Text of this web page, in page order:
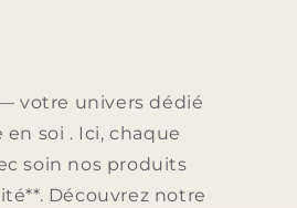
votre univers dédié
en soi . Ici, chaque
soin nos produits
Découvrez notre